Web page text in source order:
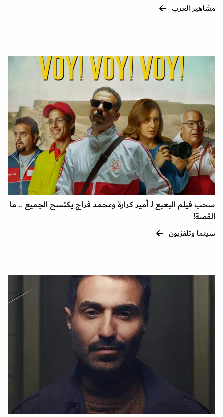
مشاهير العرب
سحب فيلم البعبع لـ أمير كرارة ومحمد فراج يكتسح الجميع .. ما
القصة!
سينما وتلفزيون